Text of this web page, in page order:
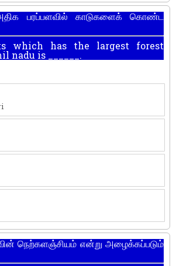
அதிக பரப்பளவில் காடுகளைக் கொண்ட
which has the largest forest
nadu is ______.
நெற்களஞ்சியம் என்று அழைக்கப்படும்